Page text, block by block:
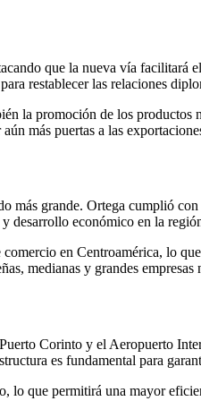
que la nueva vía
restablecer las relaciones
la promoción de los
más puertas a las
más grande. Ortega cumplió
desarrollo económico en la
en Centroamérica, lo
medianas y grandes
Corinto y el Aeropuerto
es fundamental para
lo que permitirá una mayor